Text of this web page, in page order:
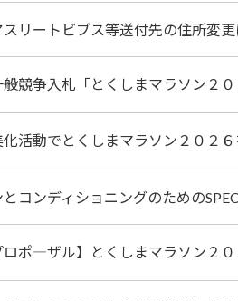
スリートビブス等送付先の住所変
競争入札「とくしまマラソン２
活動でとくしまマラソン２０２
とコンディショニングのための
ロポ―ザル】とくしまマラソン２